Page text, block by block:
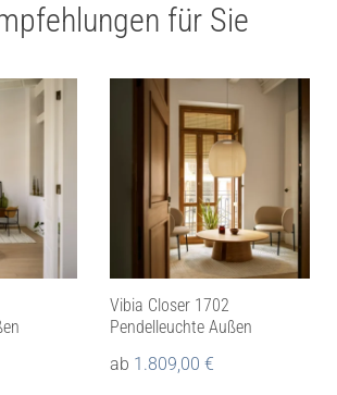
für Sie
Vibia Closer 1702
Pendelleuchte Außen
ab 1.809,00 €